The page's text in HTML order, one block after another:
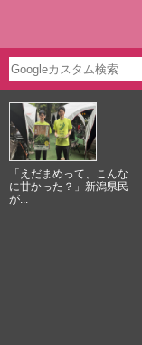
「えだまめって、こんな
に甘かった？」新潟県民
が...